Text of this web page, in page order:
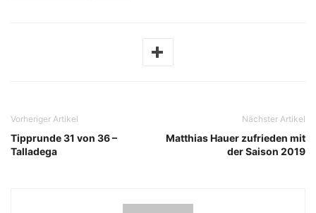
Vorheriger Artikel
Tipprunde 31 von 36 –
Talladega
Nächster Artikel
Matthias Hauer zufrieden mit
der Saison 2019